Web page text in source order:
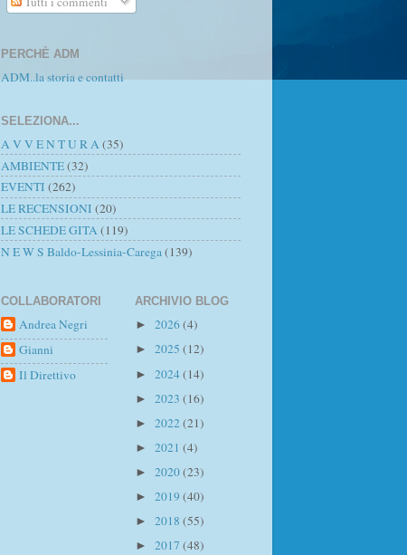
PERCHÈ ADM
ADM..la storia e contatti
SELEZIONA...
A V V E N T U R A (35)
AMBIENTE(32)
EVENTI (262)
LE RECENSIONI (20)
LE SCHEDE GITA (119)
N E W S Baldo-Lessinia-Carega (139)
COLLABORATORI
Andrea Negri
Gianni
Il Direttivo
ARCHIVIO BLOG
► 2026(4)
► 2025 (12)
► 2024(14)
► 2023 (16)
► 2022 (21)
► 2021 (4)
► 2020(23)
► 2019 (40)
► 2018 (55)
► 2017 (48)